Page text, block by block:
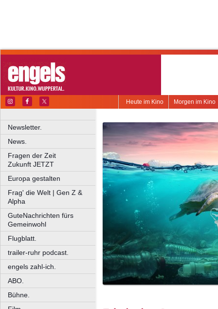
Morgen im Kino
Heute im Kino
Newsletter.
News.
Fragen der Zeit
Zukunft JETZT
Europa gestalten
Frag' die Welt | Gen Z &
Alpha
GuteNachrichten fürs
Gemeinwohl
Flugblatt.
trailer-ruhr podcast.
engels zahl-ich.
ABO.
Bühne.